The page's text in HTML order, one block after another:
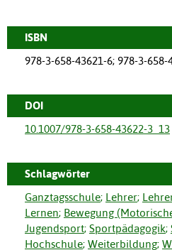
ISBN
978-3-658-43621-6; 978-3-658-
DOI
10.1007/978-3-658-43622-3_13
Schlagwörter
Ganztagsschule; Lehrer;
Lernen; Bewegung
Jugendsport; Sportpädagogik;
Hochschule; Weiterbildung;